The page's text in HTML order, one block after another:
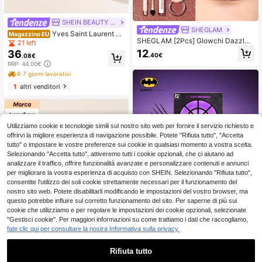
SHEIN BEAUTY - BRANDS
Magazzino EU Yves Saint Laurent La
sh Clash Mascara And Mini Rouge
Pur Couture Rouge Muse Gift Set –
Makeup Gift Set, Volumizing, For W
omen, Black, Suitable For Holiday G
ifting
21 left
36.08€
RRP: 44.00€
4-7 giorni lavorativi
1altri venditori
SHEGLAM
SHEGLAM [2Pcs] Glowchi Dazzler
Set Labbra E Illuminante Marca Di B
ellezza Cosmetici Trucco Per Donn
12.40€
Utilizziamo cookie e tecnologie simili sul nostro sito web per fornire il servizio richiesto e
offrirvi la migliore esperienza di navigazione possibile. Potete "Rifiuta tutto", "Accetta
tutto" o impostare le vostre preferenze sui cookie in qualsiasi momento a vostra scelta.
Selezionando "Accetta tutto", attiveremo tutti i cookie opzionali, che ci aiutano ad
analizzare il traffico, offrire funzionalità avanzate e personalizzare contenuti e annunci
per migliorare la vostra esperienza di acquisto con SHEIN. Selezionando "Rifiuta tutto",
consentite l'utilizzo dei soli cookie strettamente necessari per il funzionamento del
nostro sito web. Potete disabilitarli modificando le impostazioni del vostro browser, ma
questo potrebbe influire sul corretto funzionamento del sito. Per saperne di più sui
cookie che utilizziamo e per regolare le impostazioni dei cookie opzionali, selezionate
"Gestisci cookie". Per maggiori informazioni su come trattiamo i dati che raccogliamo,
fate clic qui per consultare la nostra Informativa sulla privacy.
Rifiuta tutto